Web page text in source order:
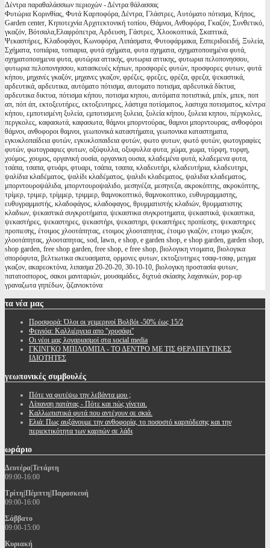
Δέντρα παραθαλάσσιων περιοχών - Δέντρα θάλασσας
Φυτώρια Κορινθίας, Φυτά Καρποφόρα, Δέντρα, Γλάστρες, Αυτόματο πότισμα, Κήπος,
Garden center, Κηποτεχνία Αρχιτεκτονική τοπίου, Θάμνοι, Ανθοφόρα, Γκαζόν, Συνθετικό,
γκαζόν, Βότσαλα,Ελαφρόπετρα, Αρδευση, Γάστρες, Χλοοκοπτικά, Σκαπτικά,
Ψεκαστήρες, Κλαδοφάγοι, Κωνοφόρα, Λιπάσματα, Φυτοφάρμακα, Εσπεριδοειδή, Ξυλεία,
Σχήματα, τοπιάρια, τοπιαρια, φυτά σχήματα, φυτα σχηματα, σχηματοποιημένα φυτά,
σχηματοποιημενα φυτα, φυτώρια αττικής, φυτωρια αττικης, φυτωρια πελοπονησσου,
φυτωρια πελοπονησσου, κατασκευές κήπων, προσφορές φυτών, προσφορες φυτων, φυτά
κήπου, μηχανές γκαζόν, μηχανες γκαζον, φρέζες, φρεζες, φρέζα, φρεζα, ψεκαστικά,
αρδευτικά, αρδευτικα, αυτόματο πότισμα, αυτοματο ποτισμα, αρδευτικά δίκτυα,
αρδευτικα δικτυα, πότισμα κήπου, ποτισμα κηπου, αυτόματα ποτιστικά, μπέκ, μπεκ, ποπ
απ, πόπ άπ, εκτοξευτήρες, εκτοξευτηρες, λάστιχα ποτίσματος, λαστιχα ποτισματος, κέντρα
κήπου, εμποτισμένη ξυλεία, εμποτισμενη ξυλεια, ξυλεία κήπου, ξυλεια κηπου, πέργκολες,
περγκολες, καφασωτά, καφασωτα, θάμνοι μπορντούρας, θαμνοι μπορντουρας, ανθοφόροι
θάμνοι, ανθοφοροι θαμνοι, γεωπονικά καταστήματα, γεωπονικα καταστηματα,
εγκυκλοπαίδεια φυτών, εγκυκλοπαιδεια φυτών, φωτο φυτων, φωτό φυτών, φωτογραφίες
φυτών, φωτογραφιες φυτων, οξύφυλλα, οξυφυλλα φυτα, χώμα, χωμα, τύρφη, τυρφη,
χούμος, χουμος, οργανική ουσία, οργανικη ουσια, κλαδεμένα φυτά, κλαδεμενα φυτα,
τσάπα, τσαπα, φτυάρι, φτυαρι, τσάπα, τσαπα, κλαδευτήρι, κλαδευτήρια, κλαδευτηρι,
ψαλίδια κλαδέματος, ψαλίδι κλαδέματος, ψαλιδι κλαδεματος, ψαλιδια κλαδεματος,
μπορντουροψάλιδα, μπορντουροψαλιδο, μεσηνέζα, μεσηνεζα, ακροκόπτης, ακροκόπτης,
τρίμερ, τριμερ, τρίμμερ, τριμμερ, θαμνοκοπτικό, θαμνοκοπτικο, ευθυγραμμιστης,
ευθυγραμμιστής, κλαδοφάγος, κλαδοφαγος, θρυμματιστής κλαδιών, θρυμματιστης
κλαδιων, ψεκαστικά συγκροτήματα, ψεκαστικα συγκροτηματα, ψεκαστικά, ψεκαστικα,
ψεκαστήρες, ψεκαστηρες, ψεκαστήρι, ψεκαστηρι, ψεκαστήρες προπίεσης, ψεκαστηρες
προπιεσης, έτοιμος χλοοτάπητας, ετοιμος χλοοταπητας, έτοιμο γκαζόν, ετοιμο γκαζον,
χλοοτάπητας, χλοοταπητας, sod, lawn, e shop, e garden shop, e shop garden, garden shop,
shop garden, free shop garden, free shop, e free shop, βιολογικη ντοματα, βιολογικα
σπορόφυτα, βελτιωτικα σκευασματα, ορμονες φυτων, εκτοξευτηρες τσαφ-τσαφ, μειγμα
γκαζον, ακαρεοκτόνα, λιπασμα 20-20-20, 30-10-10, βιολογικη προστασία φυτων,
πατατοσπορος, σακοι μανιταριών, μουσαμάδες, διχτυά σκίασης λαχανικών, pop-up
γραναζωτα γηπέδων, ζιζανιοκτόνα
τα νέα μας
Προσφορά: Όλοι οι χειμερινοί Βολβόι -50% έως 15/2
Φειγιόα: Καλλιέργεια απο ''χρυσάφι''
Oι νέοι μας λογαριασμοί στα social media
ΓΚΙΝΓΚΟ ΜΠΙΛΟΜΠΑ - ΤΟ ΔΕΝΤΡΟ ΜΕ ΤΙΣ ΘΕΡΑΠΕΥΤΙΚΕΣ
ΙΔΙΟΤΗΤΕΣ
γεωπονικές συμβουλές
Πότε να φυτέψω την λεβάντα μου ;
Λίπανση πατάτας - Πότε και πώς γίνεται.
Καλλωπιστικά φυτά που αντέχουν σε σκιά.
Ελιά: Πως αυξάνουμε την ανθοφορία, το ποσοστό καρπόδεσης και την
περιεκτικότητα των καρπών σε λάδι
ωράριο
Δευτέρα|Τετάρτη
09:00-16:00
Τρίτη|Πέμπτη|Παρασκευή
09:00-16:00
Σάββατο
09:00-15:00
Κυριακή